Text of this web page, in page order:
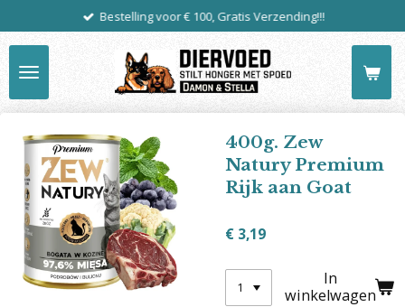
de
hoofdinhoud
Bestelling voor € 100, Gratis Verzending!!!
400g. Zew
Natury Premium
Rijk aan Goat
€ 3,19
In
winkelwagen